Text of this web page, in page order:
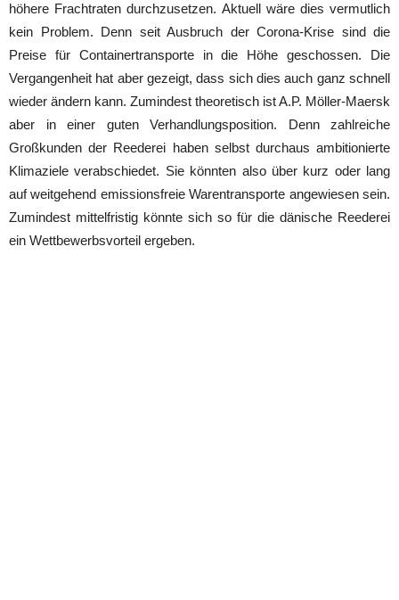
höhere Frachtraten durchzusetzen. Aktuell wäre dies vermutlich
kein Problem. Denn seit Ausbruch der Corona-Krise sind die
Preise für Containertransporte in die Höhe geschossen. Die
Vergangenheit hat aber gezeigt, dass sich dies auch ganz schnell
wieder ändern kann. Zumindest theoretisch ist A.P. Möller-Maersk
aber in einer guten Verhandlungsposition. Denn zahlreiche
Großkunden der Reederei haben selbst durchaus ambitionierte
Klimaziele verabschiedet. Sie könnten also über kurz oder lang
auf weitgehend emissionsfreie Warentransporte angewiesen sein.
Zumindest mittelfristig könnte sich so für die dänische Reederei
ein Wettbewerbsvorteil ergeben.